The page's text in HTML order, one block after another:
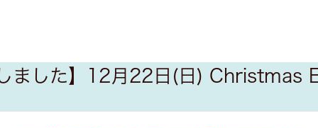
ました】12月22日(日) Christmas